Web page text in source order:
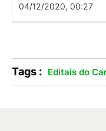
04/12/2020, 00:27
Tags : Editais do